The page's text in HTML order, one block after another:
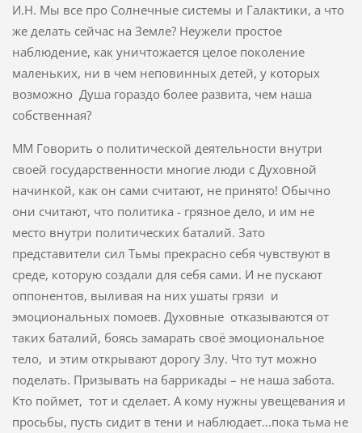
И.Н. Мы все про Солнечные системы и Галактики, а что
же делать сейчас на Земле? Неужели простое
наблюдение, как уничтожается целое поколение
маленьких, ни в чем неповинных детей, у которых
возможно Душа гораздо более развита, чем наша
собственная?
ММ Говорить о политической деятельности внутри
своей государственности многие люди с Духовной
начинкой, как он сами считают, не принято! Обычно
они считают, что политика - грязное дело, и им не
место внутри политических баталий. Зато
представители сил Тьмы прекрасно себя чувствуют в
среде, которую создали для себя сами. И не пускают
оппонентов, выливая на них ушаты грязи и
эмоциональных помоев. Духовные отказываются от
таких баталий, боясь замарать своё эмоциональное
тело, и этим открывают дорогу Злу. Что тут можно
поделать. Призывать на баррикады – не наша забота.
Кто поймет, тот и сделает. А кому нужны увещевания и
просьбы, пусть сидит в тени и наблюдает...пока тьма не